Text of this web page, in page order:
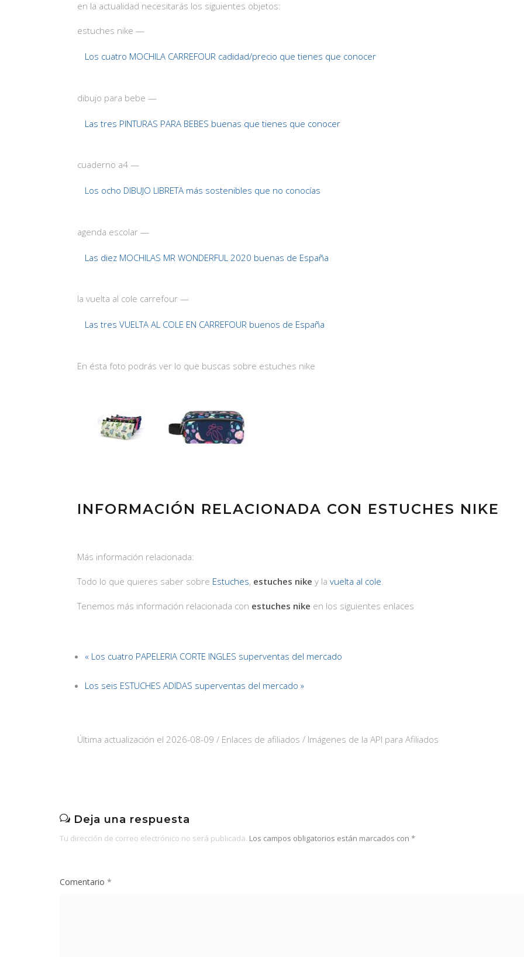
en la actualidad necesitarás los siguientes objetos:
estuches nike —
Los cuatro MOCHILA CARREFOUR cadidad/precio que tienes que conocer
dibujo para bebe —
Las tres PINTURAS PARA BEBES buenas que tienes que conocer
cuaderno a4 —
Los ocho DIBUJO LIBRETA más sostenibles que no conocías
agenda escolar —
Las diez MOCHILAS MR WONDERFUL 2020 buenas de España
la vuelta al cole carrefour —
Las tres VUELTA AL COLE EN CARREFOUR buenos de España
En ésta foto podrás ver lo que buscas sobre estuches nike
INFORMACIÓN RELACIONADA CON ESTUCHES NIKE
Más información relacionada:
Todo lo que quieres saber sobre Estuches, estuches nike y la vuelta al cole
Tenemos más información relacionada con estuches nike en los siguientes enlaces
« Los cuatro PAPELERIA CORTE INGLES superventas del mercado
Los seis ESTUCHES ADIDAS superventas del mercado »
Última actualización el 2026-08-09 / Enlaces de afiliados / Imágenes de la API para Afiliados
Deja una respuesta
Tu dirección de correo electrónico no será publicada. Los campos obligatorios están marcados con *
Comentario *